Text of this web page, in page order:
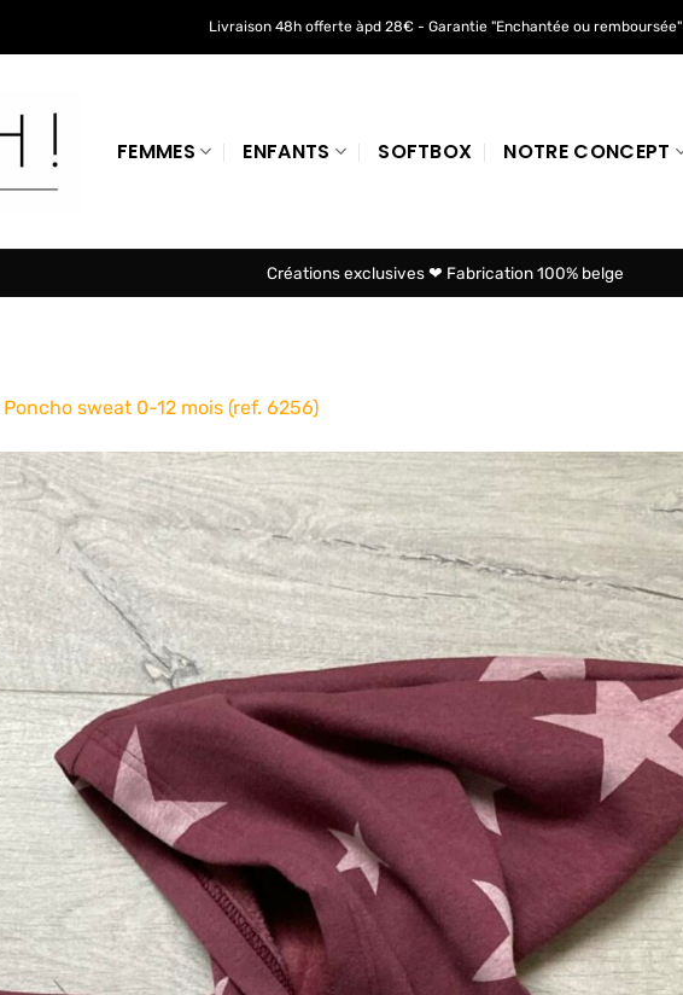
Livraison 48h offerte àpd 28€ - Garantie "Enchantée ou remboursée"
FEMMES ENFANTS SOFTBOX NOTRE CONCEPT
Créations exclusives ❤ Fabrication 100% belge
Poncho sweat 0-12 mois (ref. 6256)